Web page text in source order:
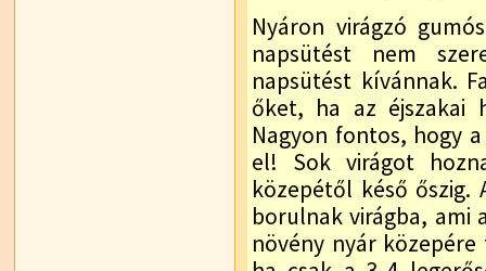
Nyáron virágzó
napsütést nem
napsütést kívánnak.
őket, ha az éjszakai
Nagyon fontos, hogy
el! Sok virágot
közepétől késő
borulnak virágba, ami
növény nyár